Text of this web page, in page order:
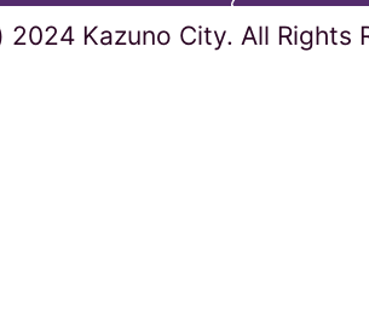
Kazuno City. All Rights